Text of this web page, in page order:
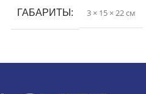
ГАБАРИТЫ 3 × 15 × 22 см